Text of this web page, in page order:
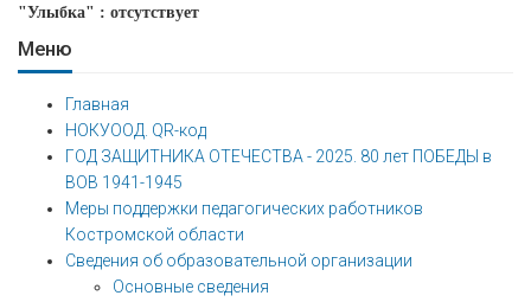
"Улыбка" : отсутствует
Меню
Главная
НОКУООД. QR-код
ГОД ЗАЩИТНИКА ОТЕЧЕСТВА - 2025. 80 лет ПОБЕДЫ в
ВОВ 1941-1945
Меры поддержки педагогических работников
Костромской области
Сведения об образовательной организации
Основные сведения